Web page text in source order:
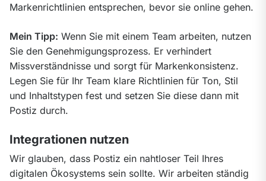
Markenrichtlinien entsprechen, bevor sie online gehen.
Mein Tipp: Wenn Sie mit einem Team arbeiten, nutzen
Sie den Genehmigungsprozess. Er verhindert
Missverständnisse und sorgt für Markenkonsistenz.
Legen Sie für Ihr Team klare Richtlinien für Ton, Stil
und Inhaltstypen fest und setzen Sie diese dann mit
Postiz durch.
Integrationen nutzen
Wir glauben, dass Postiz ein nahtloser Teil Ihres
digitalen Ökosystems sein sollte. Wir arbeiten ständig